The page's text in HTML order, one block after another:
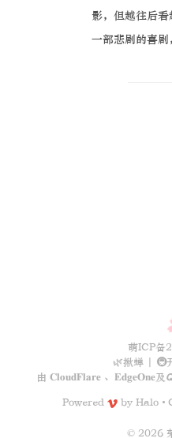
影，但越往后
一部悲剧的喜
萌ICP备
🌿揪蝉 | 🚇
由 𝐂𝐥𝐨𝐮𝐝𝐅𝐥𝐚𝐫𝐞 、 𝐄𝐝𝐠𝐞𝐎𝐧𝐞及
Powered
by Halo •
© 2026